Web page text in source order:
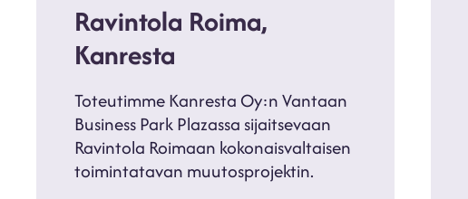
Ravintola Roima,
Kanresta
Toteutimme Kanresta Oy:n Vantaan
Business Park Plazassa sijaitsevaan
Ravintola Roimaan kokonaisvaltaisen
toimintatavan muutosprojektin.